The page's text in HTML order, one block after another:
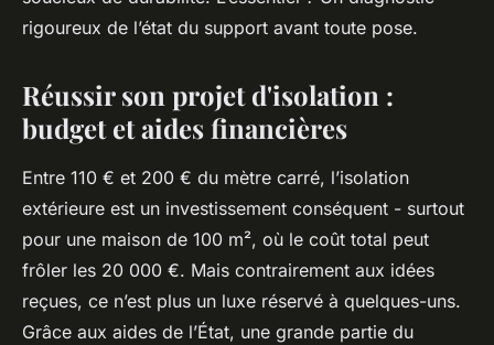
rigoureux de l’état du support avant toute pose.
Réussir son projet d'isolation :
budget et aides financières
Entre 110 € et 200 € du mètre carré, l’isolation
extérieure est un investissement conséquent - surtout
pour une maison de 100 m², où le coût total peut
frôler les 20 000 €. Mais contrairement aux idées
reçues, ce n’est plus un luxe réservé à quelques-uns.
Grâce aux aides de l’État, une grande partie du